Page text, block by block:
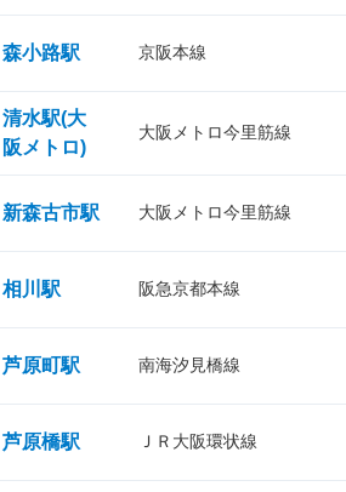
森小路駅 京阪本線
清水駅(大
阪メトロ)
大阪メトロ今里筋線
新森古市駅 大阪メトロ今里筋線
相川駅 阪急京都本線
芦原町駅 南海汐見橋線
芦原橋駅 ＪＲ大阪環状線